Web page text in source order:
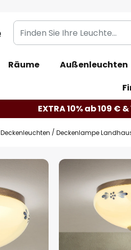
Finden
Sie
Leuchte...
Räume Außenleuchten
EXTRA 10% ab 109 €
Deckenleuchten Deckenlampe